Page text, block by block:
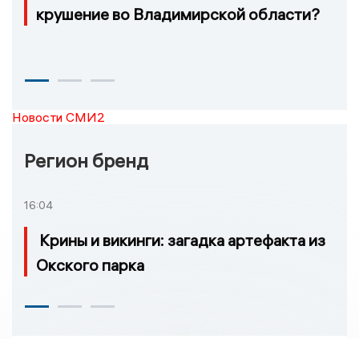
крушение во Владимирской области?
Новости СМИ2
Регион бренд
16:04
Крины и викинги: загадка артефакта из
Окского парка